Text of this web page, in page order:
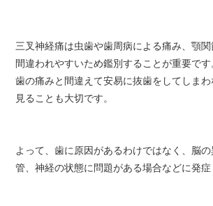
三叉神経痛は虫歯や歯周病による痛み、顎関
間違われやすいため鑑別することが重要です
歯の痛みと間違えて安易に抜歯をしてしま
見ることも大切です。
よって、歯に原因があるわけではなく、脳
管、神経の状態に問題がある場合などに発症